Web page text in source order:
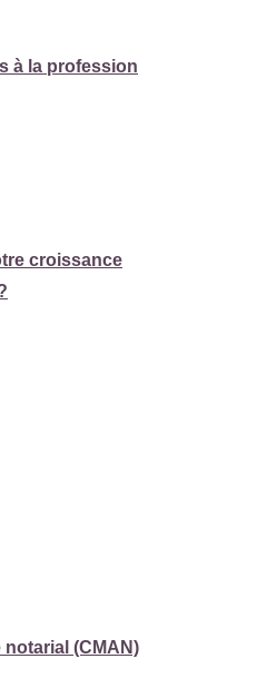
à la profession
croissance
(CMAN)